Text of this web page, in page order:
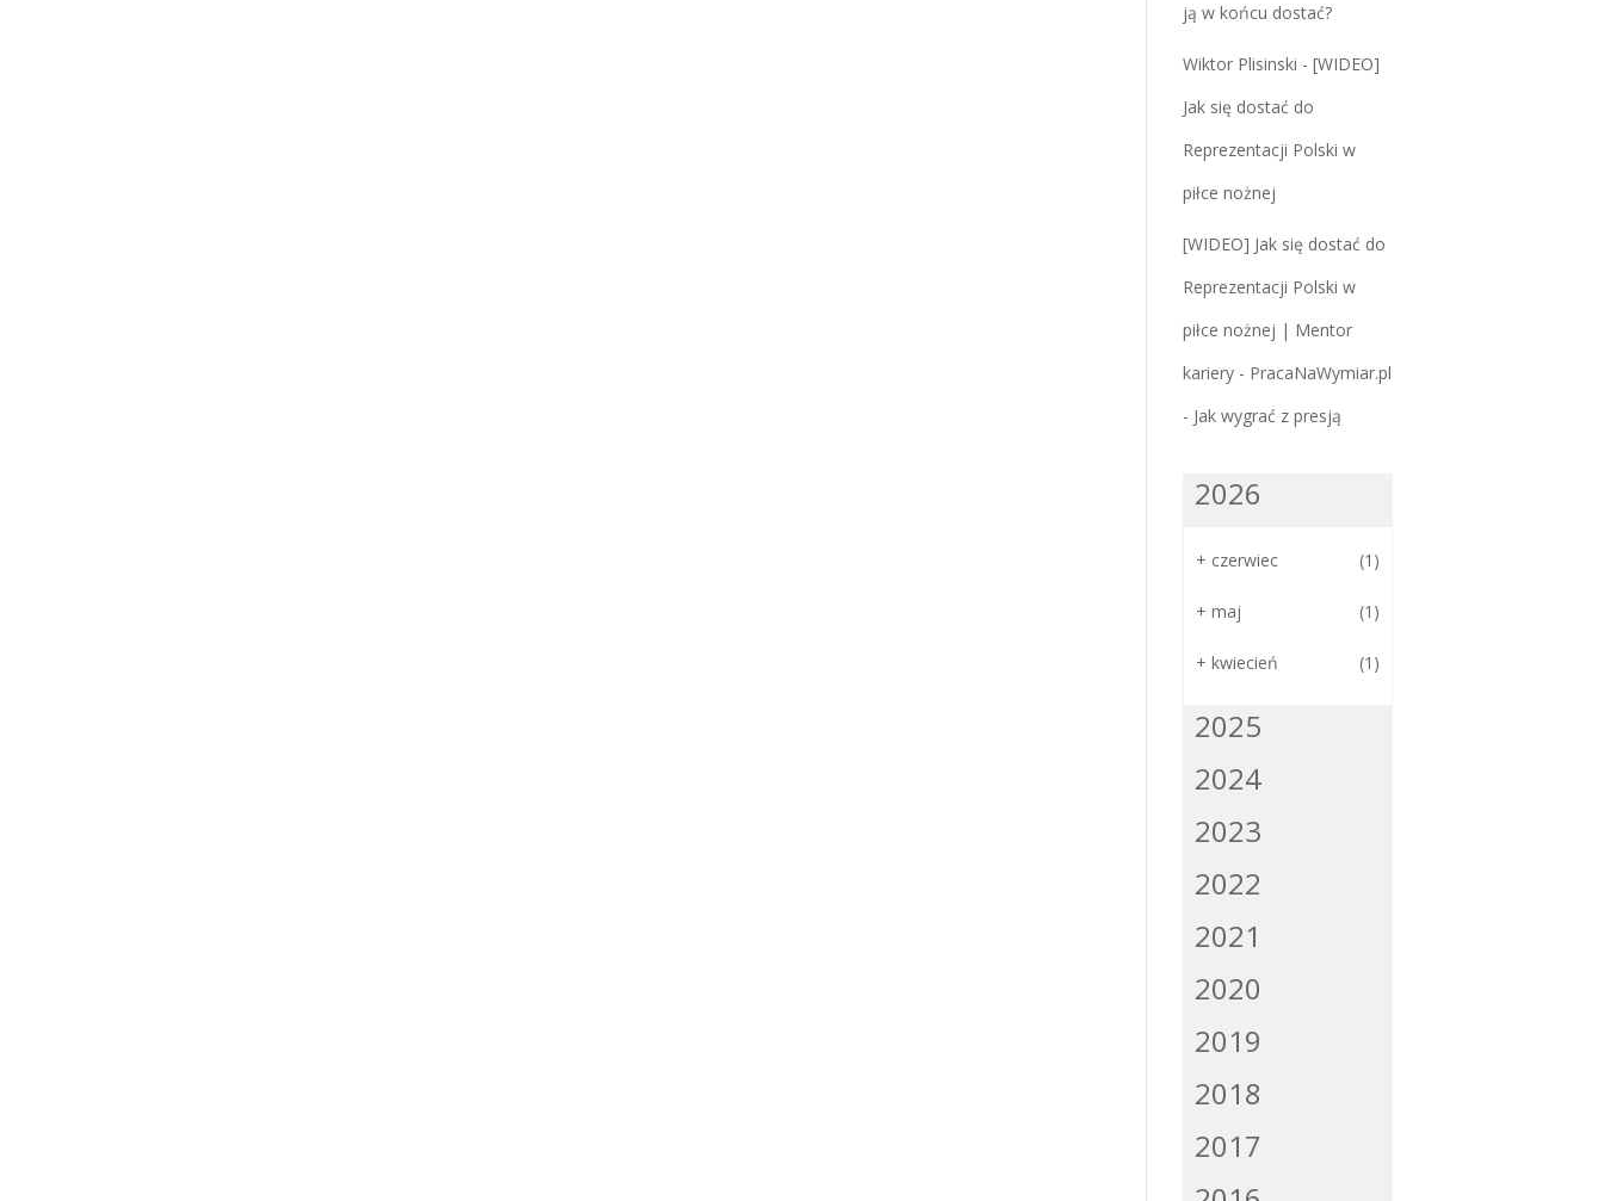
ją w końcu dostać?
Wiktor Plisinski - [WIDEO]
Jak się dostać do
Reprezentacji Polski w
piłce nożnej
[WIDEO] Jak się dostać do
Reprezentacji Polski w
piłce nożnej | Mentor
kariery - PracaNaWymiar.pl
- Jak wygrać z presją
2026
+ czerwiec (1)
+ maj (1)
+ kwiecień (1)
2025
2024
2023
2022
2021
2020
2019
2018
2017